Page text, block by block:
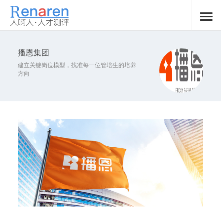
播恩集团
建立关键岗位模型，找准每一位管培生的培养
方向